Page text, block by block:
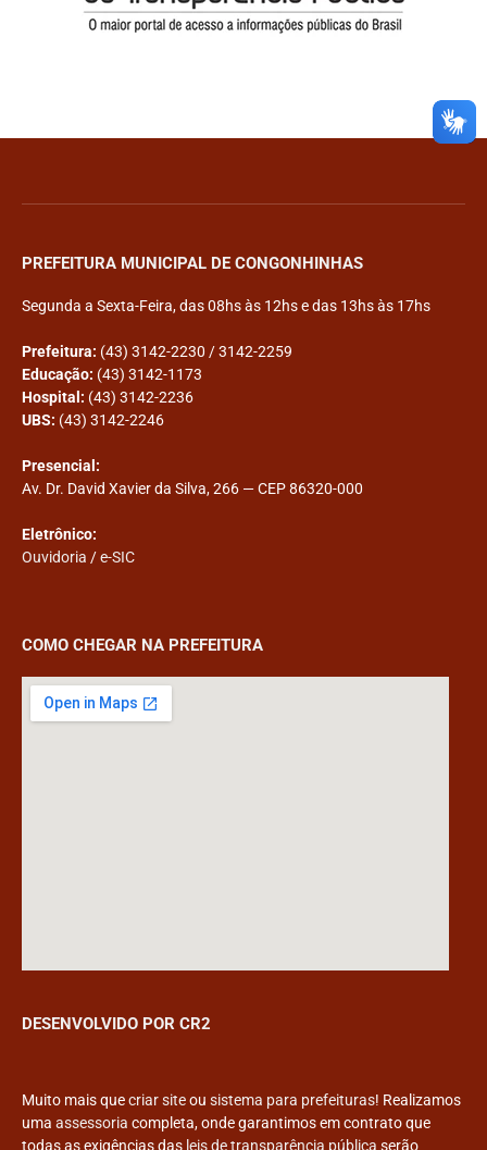
PREFEITURA MUNICIPAL DE CONGONHINHAS
Segunda a Sexta-Feira, das 08hs às 12hs e das 13hs às 17hs
Prefeitura: (43) 3142-2230 / 3142-2259
Educação: (43) 3142-1173
Hospital: (43) 3142-2236
UBS: (43) 3142-2246
Presencial:
Av. Dr. David Xavier da Silva, 266 — CEP 86320-000
Eletrônico:
Ouvidoria /e-SIC
COMO CHEGAR NA PREFEITURA
DESENVOLVIDO POR CR2
Muito mais quecriar siteou sistema para prefeituras! Realizamos
uma assessoria completa, onde garantimos em contrato que
todas as exigências das leis de transparência pública serão